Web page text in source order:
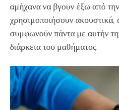
αμήχανα να βγουν έξω από
χρησιμοποιήσουν ακουστικά,
συμφωνούν πάντα με αυτήν
διάρκεια του μαθήματος.